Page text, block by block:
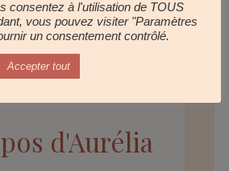
d'Aurélia
consentez à l'utilisation de TOUS
vous pouvez visiter "Paramètres
un consentement contrôlé.
Accepter tout